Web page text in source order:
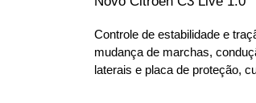
Controle de estabilidade e
mudança de marchas,
laterais e placa de proteção,